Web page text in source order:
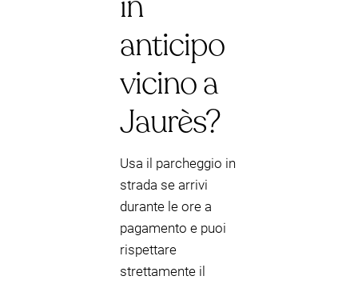
anticipo
vicino a
Jaurès?
Usa il parcheggio in
strada se arrivi
durante le ore a
pagamento e puoi
rispettare
strettamente il